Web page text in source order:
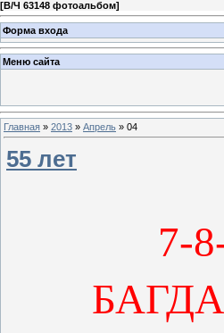
[В/Ч 63148 фотоальбом]
Форма входа
Меню сайта
Главная » 2013 » Апрель » 04
55 лет
7-